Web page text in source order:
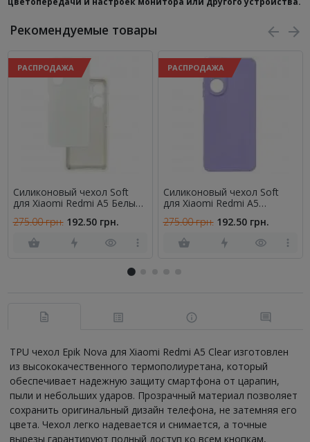
Рекомендуемые товары
РАСПРОДАЖА
Силиконовый чехол Soft
для Xiaomi Redmi A5 Белый
275.00 грн. 192.50 грн.
РАСПРОДАЖА
Силиконовый чехол Soft
для Xiaomi Redmi A5
275.00 грн. 192.50 грн.
TPU чехол Epik Nova для Xiaomi Redmi A5 Clear изготовлен
из высококачественного термополиуретана, который
обеспечивает надежную защиту смартфона от царапин,
пыли и небольших ударов. Прозрачный материал позволяет
сохранить оригинальный дизайн телефона, не затемняя его
цвета. Чехол легко надевается и снимается, а точные
вырезы гарантируют полный доступ ко всем кнопкам,